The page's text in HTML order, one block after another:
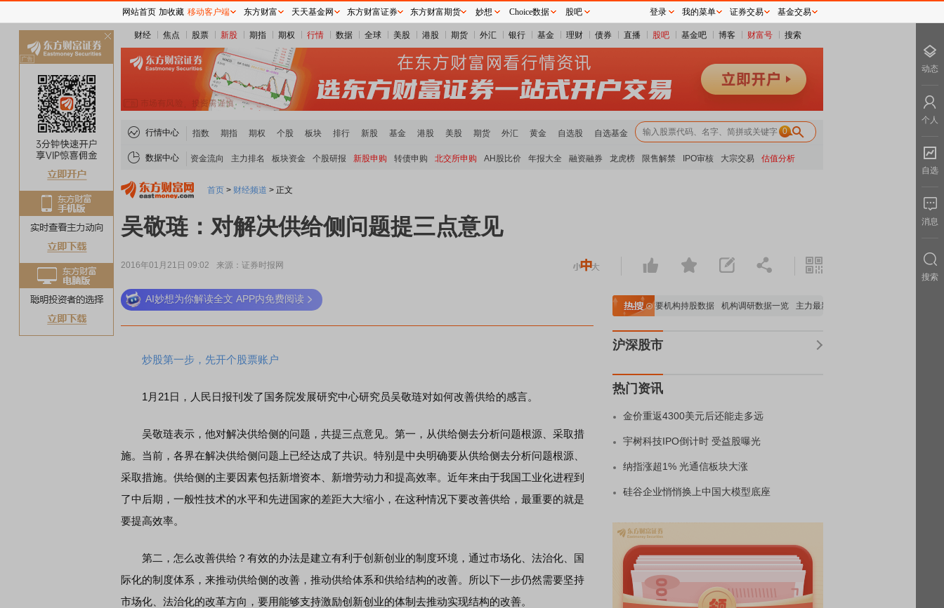
财经 焦点 股票 新股 期指 期权 行情 数据 全球 美股 港股 期货 外汇 银行 基金 理财 债券 直播 股吧 基金吧 博客 财富号 搜索
行情中心 指数 期指 期权 个股 板块 排行 新股 基金 港股 美股 期货 外汇 黄金 自选股 自选基金 0
数据中心 资金流向 主力排名 板块资金 个股研报 新股申购 转债申购 北交所申购 AH股比价 年报大全 融资融券 龙虎榜 限售解禁 IPO审核 大宗交易 估值分析
首页 > 财经频道 > 正文
吴敬琏：对解决供给侧问题提三点意见
2016年01月21日 09:02 来源：证券时报网
AI妙想为你解读全文 APP内免费阅读
炒股第一步，先开个股票账户
1月21日，人民日报刊发了国务院发展研究中心研究员吴敬琏对如何改善供给的感言。
吴敬琏表示，他对解决供给侧的问题，共提三点意见。第一，从供给侧去分析问题根源、采取措
施。当前，各界在解决供给侧问题上已经达成了共识。特别是中央明确要从供给侧去分析问题根源、
采取措施。供给侧的主要因素包括新增资本、新增劳动力和提高效率。近年来由于我国工业化进程到
了中后期，一般性技术的水平和先进国家的差距大大缩小，在这种情况下要改善供给，最重要的就是
要提高效率。
第二，怎么改善供给？有效的办法是建立有利于创新创业的制度环境，通过市场化、法治化、国
际化的制度体系，来推动供给侧的改善，推动供给体系和供给结构的改善。所以下一步仍然需要坚持
市场化、法治化的改革方向，要用能够支持激励创新创业的体制去推动实现结构的改善。
A股估值分析全览 重要机构持股数据 机构调研数据一览 主力最新动向
沪深股市
热门资讯
金价重返4300美元后还能走多远
宇树科技IPO倒计时 受益股曝光
纳指涨超1% 光通信板块大涨
硅谷企业悄悄换上中国大模型底座
网站首页 加收藏 移动客户端 东方财富 天天基金网 东方财富证券 东方财富期货 妙想 Choice数据 股吧 登录 我的菜单 证券交易 基金交易
动态
个人
自选
消息
搜索
关